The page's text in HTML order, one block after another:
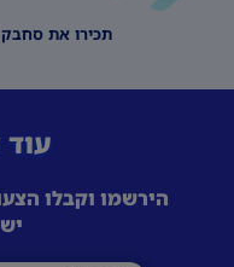
תכירו את
עוד
הירשמו וקבלו